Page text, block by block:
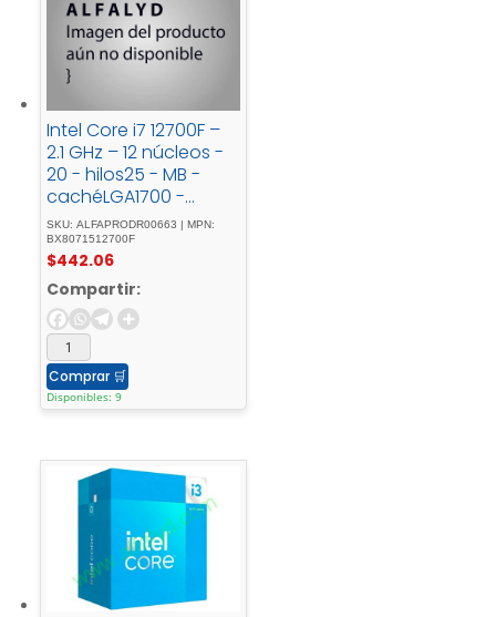
Intel Core i7 12700F –
2.1 GHz – 12 núcleos -
20 - hilos25 - MB -
cachéLGA1700 -
SocketCaja
SKU: ALFAPRODR00663 | MPN:
BX8071512700F
$442.06
Compartir:
Comprar 🛒
Disponibles: 9